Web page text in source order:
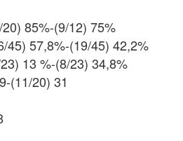
85%-(9/12) 75%
45) 57,8%-(19/45) 42,2%
13 %-(8/23) 34,8%
(11/20) 31